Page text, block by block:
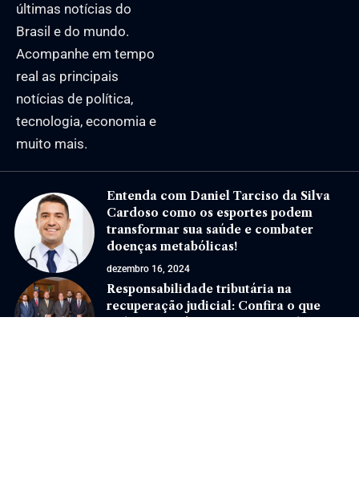
últimas notícias do
Brasil e do mundo.
Acompanhe em tempo
real as principais
notícias de política,
tecnologia, economia e
muito mais.
Entenda com Daniel Tarciso da Silva
Cardoso como os esportes podem
transformar sua saúde e combater
doenças metabólicas!
dezembro 16, 2024
Responsabilidade tributária na
recuperação judicial: Confira o que